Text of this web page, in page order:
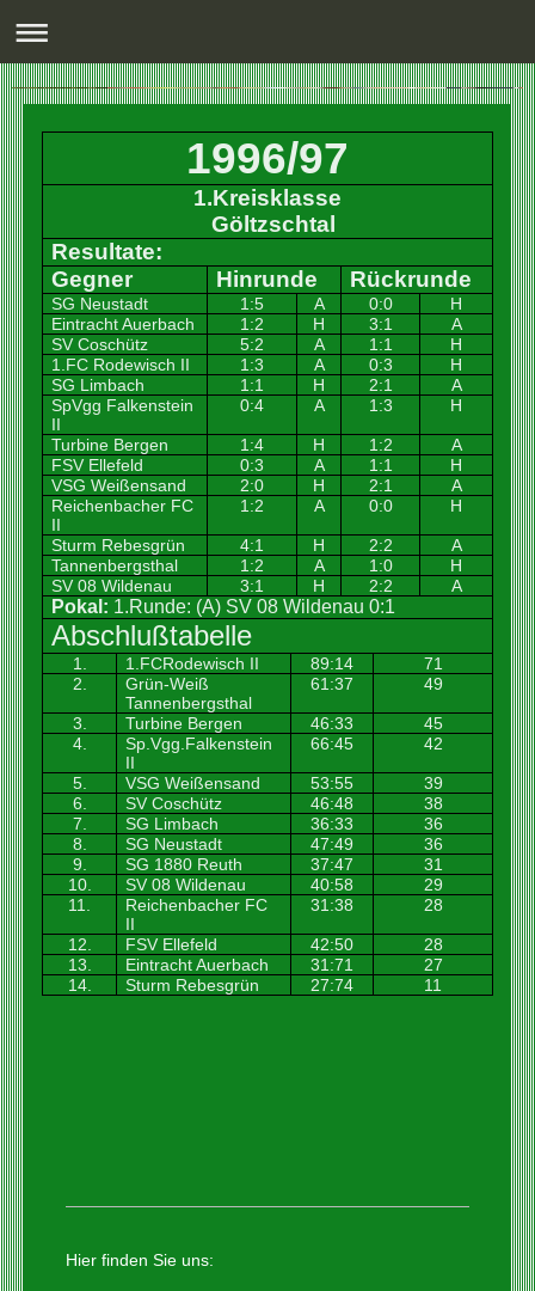
1996/97
1.Kreisklasse
Göltzschtal
Resultate:
Gegner
Hinrunde Rückrunde
SG Neustadt 1:5 A 0:0
H
Eintracht Auerbach
1:2 H 3:1
A
SV Coschütz
5:2 A 1:1
H
1.FC Rodewisch II
1:3 A 0:3
H
SG Limbach
1:1 H 2:1
A
SpVgg Falkenstein
II
0:4 A 1:3 H
Turbine Bergen 1:4 H 1:2
A
FSV Ellefeld
0:3 A 1:1
H
VSG Weißensand
2:0 H 2:1
A
Reichenbacher FC
II
1:2 A 0:0 H
Sturm Rebesgrün 4:1 H 2:2
A
Tannenbergsthal
1:2 A 1:0
H
SV 08 Wildenau
3:1 H 2:2 A
Pokal: 1.Runde: (A) SV 08 Wildenau 0:1
Abschlußtabelle
1. 1.FCRodewisch II 89:14
71
2.
Grün-Weiß
Tannenbergsthal
61:37 49
3. Turbine Bergen 46:33
45
4.
Sp.Vgg.Falkenstein
II
66:45 42
5. VSG Weißensand 53:55
39
6.
SV Coschütz 46:48
38
7.
SG Limbach 36:33
36
8.
SG Neustadt 47:49
36
9.
SG 1880 Reuth 37:47
31
10.
SV 08 Wildenau 40:58
29
11.
Reichenbacher FC
II
31:38 28
12. FSV Ellefeld 42:50
28
13.
Eintracht Auerbach 31:71
27
14.
Sturm Rebesgrün 27:74 11
Hier finden Sie uns: